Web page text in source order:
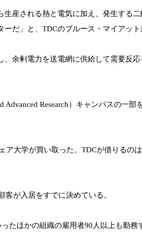
産される熱と電気に加え、発生する
だ」と、TDCのブルース・マイアット
余剰電力を送電網に供給して需要反
Research）キャンパスの一
大学が買い取った。TDCが借りるの
が入居をすでに決めている。
ほかの組織の雇用者90人以上も勤務